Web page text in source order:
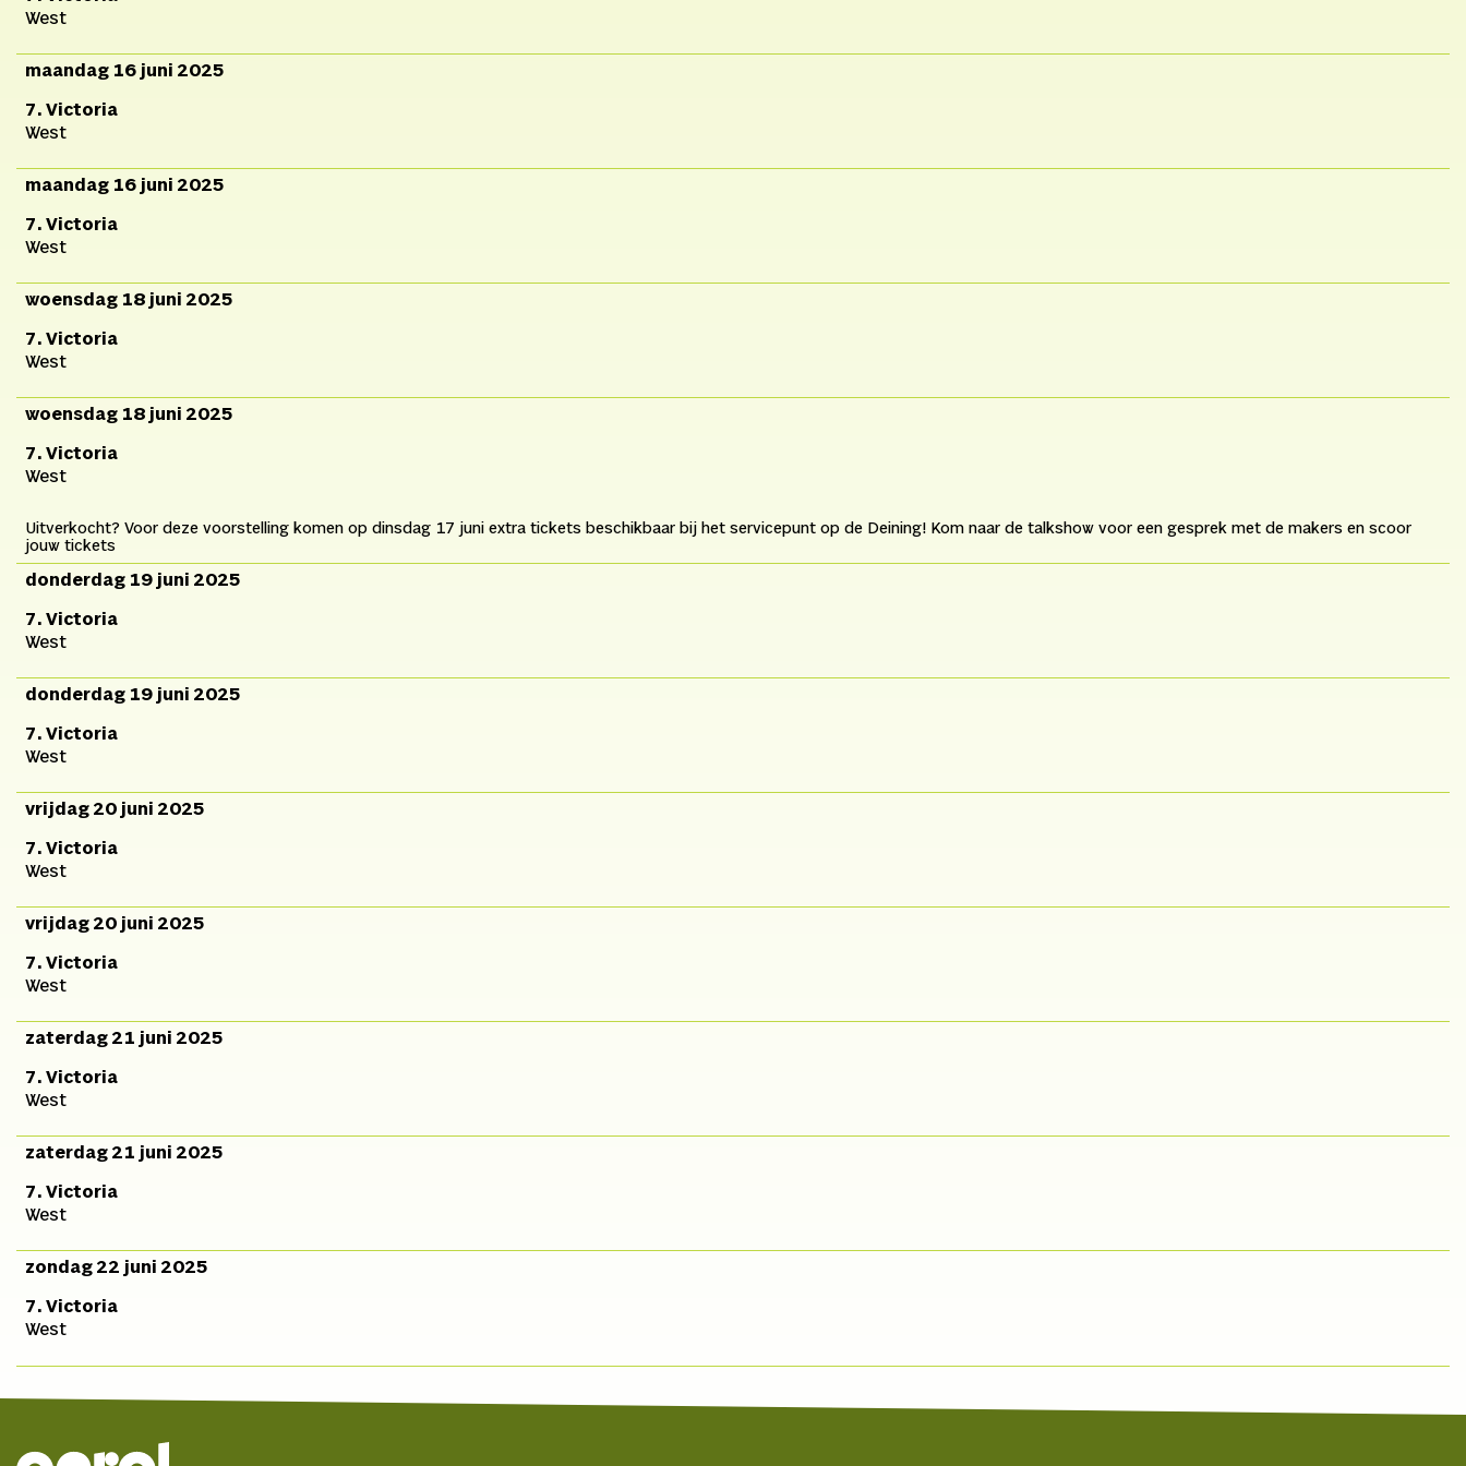
West
maandag 16 juni 2025
7. Victoria
West
maandag 16 juni 2025
7. Victoria
West
woensdag 18 juni 2025
7. Victoria
West
woensdag 18 juni 2025
7. Victoria
West
Uitverkocht? Voor deze voorstelling komen op dinsdag 17 juni extra tickets beschikbaar bij het servicepunt op de Deining! Kom naar de talkshow voor een gesprek met de makers en scoor
jouw tickets
donderdag 19 juni 2025
7. Victoria
West
donderdag 19 juni 2025
7. Victoria
West
vrijdag 20 juni 2025
7. Victoria
West
vrijdag 20 juni 2025
7. Victoria
West
zaterdag 21 juni 2025
7. Victoria
West
zaterdag 21 juni 2025
7. Victoria
West
zondag 22 juni 2025
7. Victoria
West